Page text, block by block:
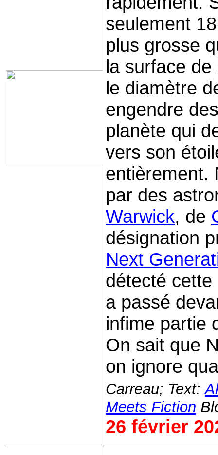
seulement
plus grosse
la surface
le diamètre
engendre
planète qui
vers son
entièrement.
par des
Warwick, de
désignation
Next
détecté cette
a passé
infime partie
On sait que
on ignore
Carreau; Text:
Meets Fiction
26 février